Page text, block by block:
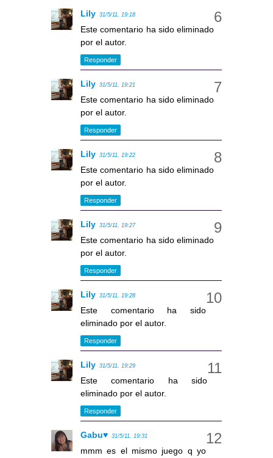
Lily 31/5/11, 19:18
Este comentario ha sido eliminado
por el autor.
Responder
Lily 31/5/11, 19:21
Este comentario ha sido eliminado
por el autor.
Responder
Lily 31/5/11, 19:22
Este comentario ha sido eliminado
por el autor.
Responder
Lily 31/5/11, 19:27
Este comentario ha sido eliminado
por el autor.
Responder
Lily 31/5/11, 19:28
Este comentario ha sido
eliminado por el autor.
Responder
Lily 31/5/11, 19:29
Este comentario ha sido
eliminado por el autor.
Responder
Gabu♥ 31/5/11, 19:31
mmm es el mismo juego q yo